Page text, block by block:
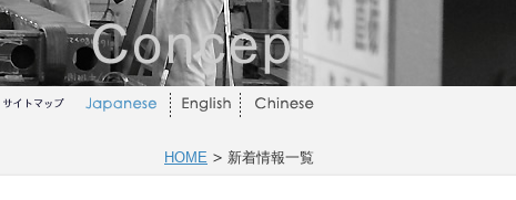
HOME 新着情報一覧